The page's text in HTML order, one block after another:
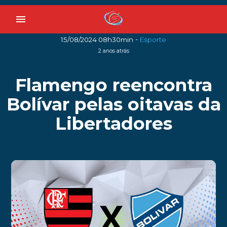
menu
15/08/2024 08h30min - Esporte
2 anos atrás
Flamengo reencontra
Bolívar pelas oitavas da
Libertadores